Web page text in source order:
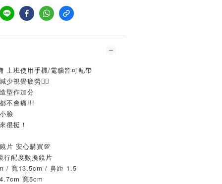
上班使用手機/電腦皆可配帶
視覺疲勞👍🏻
型作加分
不會痛!!!
臉
很挺！
片 安心購買💯
行配度數換鏡片
/ 寬13.5cm / 鼻距 1.5
寬5cm